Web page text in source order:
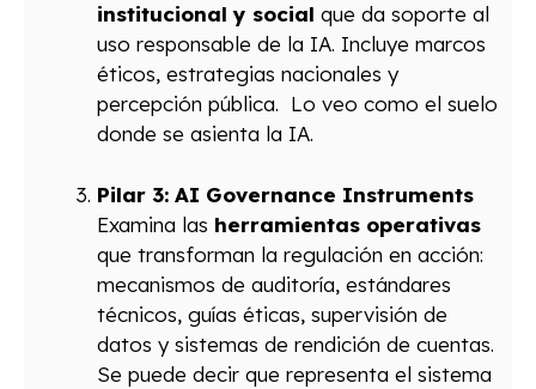
institucional y social que da soporte al
uso responsable de la IA. Incluye marcos
éticos, estrategias nacionales y
percepción pública. Lo veo como el suelo
donde se asienta la IA.
Pilar 3: AI Governance Instruments
Examina las herramientas operativas
que transforman la regulación en acción:
mecanismos de auditoría, estándares
técnicos, guías éticas, supervisión de
datos y sistemas de rendición de cuentas.
Se puede decir que representa el sistema